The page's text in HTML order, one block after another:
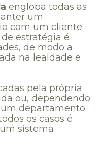
engloba todas as
um
com um cliente.
estratégia é
de modo a
na lealdade e
pela própria
ou, dependendo
departamento
os casos é
sistema